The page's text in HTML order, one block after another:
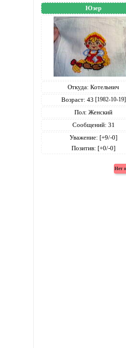
Юзер
Откуда: Котельнич
Возраст: 43 [1982-10-19]
Пол: Женский
Сообщений: 31
Уважение: [+9/-0]
Позитив: [+0/-0]